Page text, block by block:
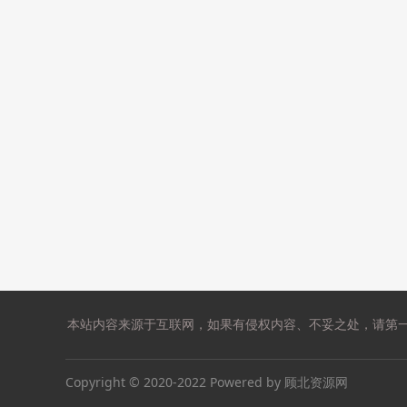
本站内容来源于互联网，如果有侵权内容、不妥之处，请第
Copyright © 2020-2022 Powered by 顾北资源网